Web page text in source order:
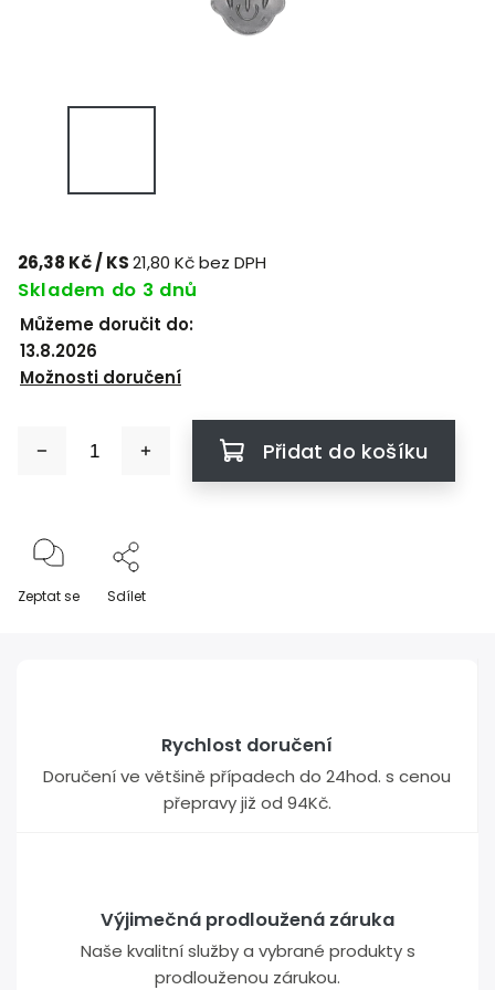
26,38 Kč/ KS21,80 Kč bez DPH
Skladem do 3 dnů
Můžeme doručit do:
13.8.2026
Možnosti doručení
Přidat do košíku
Zeptat se Sdílet
Rychlost doručení
Doručení ve většině případech do 24hod. s cenou
přepravy již od 94Kč.
Výjimečná prodloužená záruka
Naše kvalitní služby a vybrané produkty s
prodlouženou zárukou.